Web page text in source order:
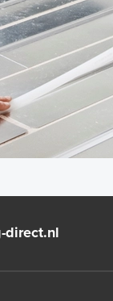
direct.nl